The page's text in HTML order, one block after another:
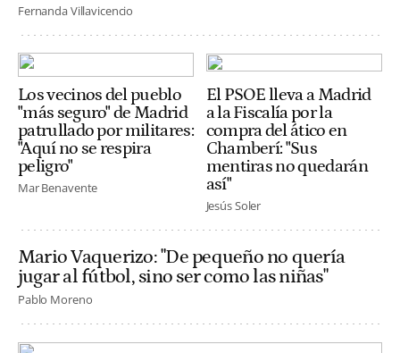
Fernanda Villavicencio
Los vecinos del pueblo
"más seguro" de Madrid
patrullado por militares:
"Aquí no se respira
peligro"
Mar Benavente
El PSOE lleva a Madrid
a la Fiscalía por la
compra del ático en
Chamberí: "Sus
mentiras no quedarán
así"
Jesús Soler
Mario Vaquerizo: "De pequeño no quería
jugar al fútbol, sino ser como las niñas"
Pablo Moreno